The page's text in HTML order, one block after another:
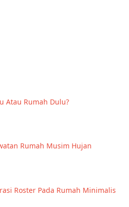
Atau Rumah Dulu?
Rumah Musim Hujan
Roster Pada Rumah Minimalis